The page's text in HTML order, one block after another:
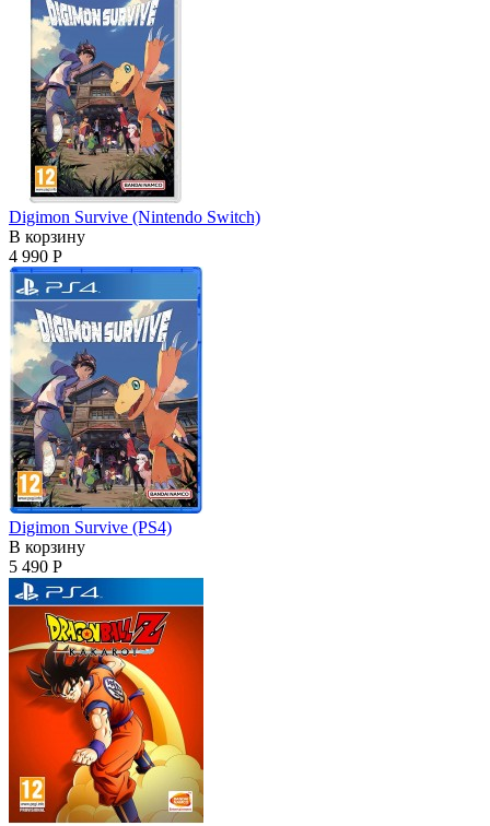
Digimon Survive (Nintendo Switch)
В корзину
4 990 Р
Digimon Survive (PS4)
В корзину
5 490 Р